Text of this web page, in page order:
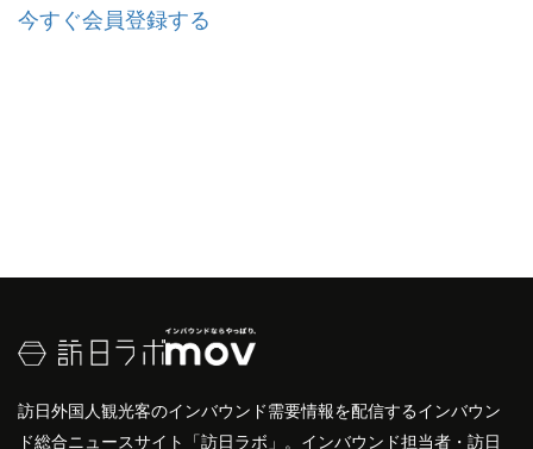
今すぐ会員登録する
訪日外国人観光客のインバウンド需要情報を配信するインバウン
ド総合ニュースサイト「訪日ラボ」。インバウンド担当者・訪日